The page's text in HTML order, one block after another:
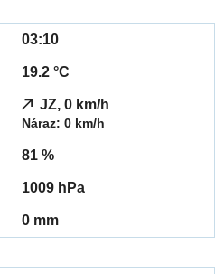
03:10
19.2 °C
JZ, 0 km/h
Náraz: 0 km/h
81 %
1009 hPa
0 mm